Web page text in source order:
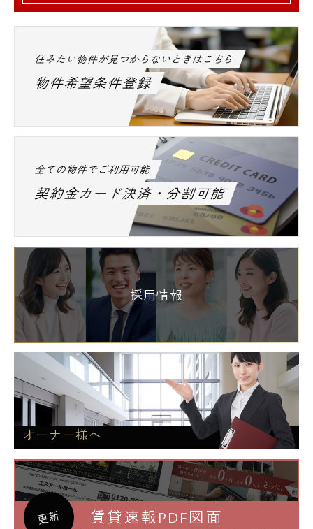
住みたい物件が見つからないときはこちら
物件希望条件登録
全ての物件でご利用可能
契約金カード決済・分割可能
採用情報
オーナー様へ
更新 賃貸速報PDF図面